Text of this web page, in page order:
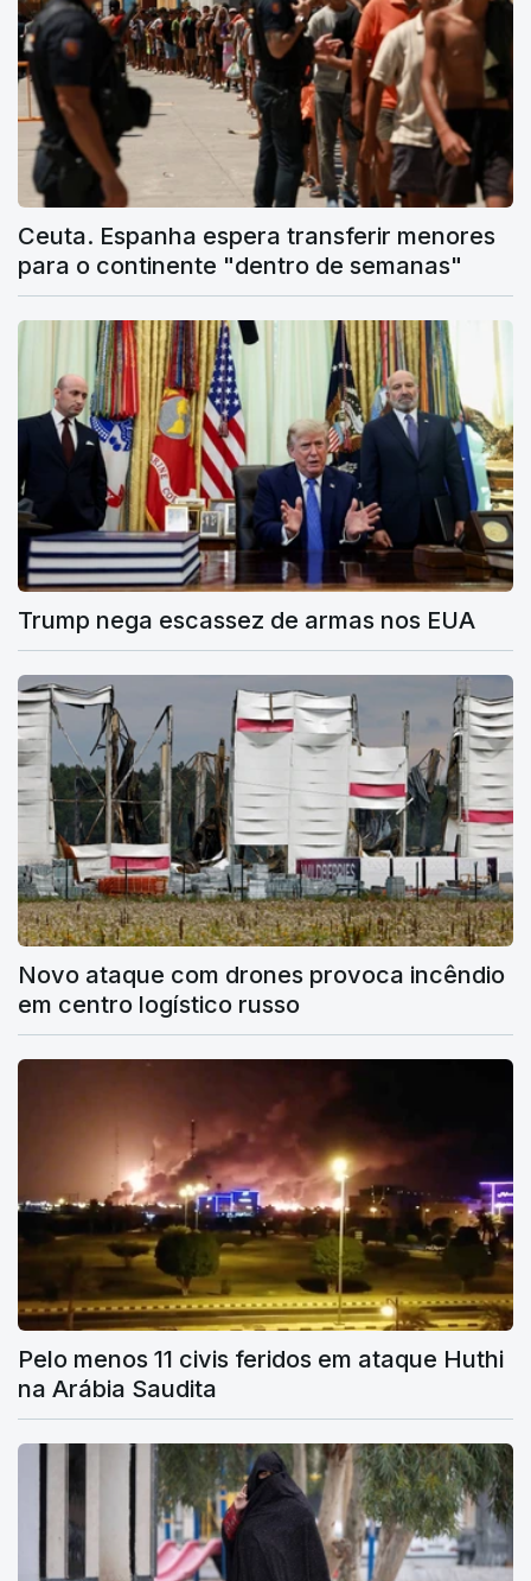
Ceuta. Espanha espera transferir menores
para o continente "dentro de semanas"
Trump nega escassez de armas nos EUA
Novo ataque com drones provoca incêndio
em centro logístico russo
Pelo menos 11 civis feridos em ataque Huthi
na Arábia Saudita